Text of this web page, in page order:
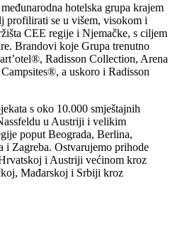
hotelska grupa krajem
profilirati se u višem, visokom i
CEE regije i Njemačke, s ciljem
Brandovi koje Grupa trenutno
Radisson Collection, Arena
a uskoro i Radisson
s oko 10.000 smještajnih
u Austriji i velikim
poput Beograda, Berlina,
i Zagreba. Ostvarujemo prihode
i Austriji većinom kroz
Mađarskoj i Srbiji kroz